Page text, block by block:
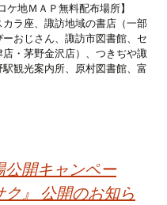
ケ地ＭＡＰ無料配布場所】
ラ座、諏訪地域の書店（一部
おじさん、諏訪市図書館、セ
・茅野金沢店）、つきぢや諏
観光案内所、原村図書館、富
公開キャンペー
』 公開のお知ら